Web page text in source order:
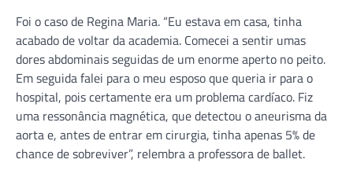
Foi o caso de Regina Maria. “Eu estava em casa, tinha
acabado de voltar da academia. Comecei a sentir umas
dores abdominais seguidas de um enorme aperto no peito.
Em seguida falei para o meu esposo que queria ir para o
hospital, pois certamente era um problema cardíaco. Fiz
uma ressonância magnética, que detectou o aneurisma da
aorta e, antes de entrar em cirurgia, tinha apenas 5% de
chance de sobreviver”, relembra a professora de ballet.